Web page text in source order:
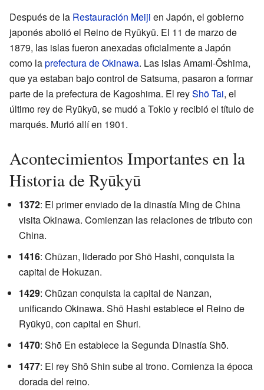
Después de la Restauración Meiji en Japón, el gobierno
japonés abolió el Reino de Ryūkyū. El 11 de marzo de
1879, las islas fueron anexadas oficialmente a Japón
como laprefectura de Okinawa. Las islas Amami-Ōshima,
que ya estaban bajo control de Satsuma, pasaron a formar
parte de la prefectura de Kagoshima. El reyShō Tai, el
último rey de Ryūkyū, se mudó a Tokio y recibió el título de
marqués. Murió allí en 1901.
Acontecimientos Importantes en la
Historia de Ryūkyū
1372: El primer enviado de la dinastía Ming de China
visita Okinawa. Comienzan las relaciones de tributo con
China.
1416: Chūzan, liderado por Shō Hashi, conquista la
capital de Hokuzan.
1429: Chūzan conquista la capital de Nanzan,
unificando Okinawa. Shō Hashi establece el Reino de
Ryūkyū, con capital en Shuri.
1470: Shō En establece la Segunda Dinastía Shō.
1477: El rey Shō Shin sube al trono. Comienza la época
dorada del reino.